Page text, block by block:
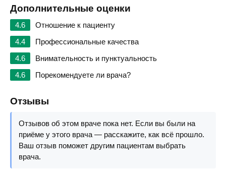
Дополнительные оценки
4.6
Отношение к пациенту
4.4
Профессиональные качества
4.6
Внимательность и пунктуальность
4.6
Порекомендуете ли врача?
Отзывы
Отзывов об этом враче пока нет. Если вы были на
приёме у этого врача — расскажите, как всё прошло.
Ваш отзыв поможет другим пациентам выбрать
врача.